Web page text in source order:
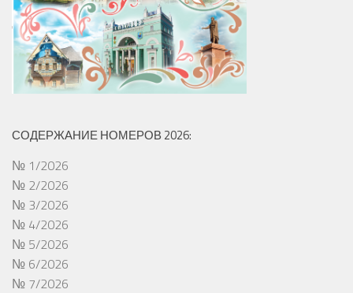
СОДЕРЖАНИЕ НОМЕРОВ 2026:
№ 1/2026
№ 2/2026
№ 3/2026
№ 4/2026
№ 5/2026
№ 6/2026
№ 7/2026